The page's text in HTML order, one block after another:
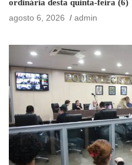
ordinária desta quinta-feira (6)
agosto 6, 2026
admin